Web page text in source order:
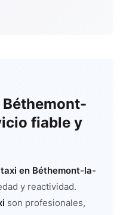
fiable y
en Béthemont-la-
y reactividad.
son profesionales,